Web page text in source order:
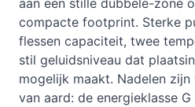
aan een stille dubbele-zone
compacte footprint. Sterke
flessen capaciteit, twee
stil geluidsniveau dat
mogelijk maakt. Nadelen
van aard: de energieklasse